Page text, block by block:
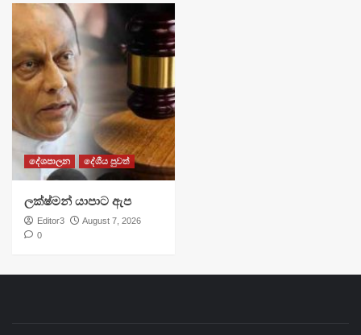
දේශපාලන දේශීය පුවත්
ලක්ෂ්මන් යාපාට ඇප
Editor3
August 7, 2026
0